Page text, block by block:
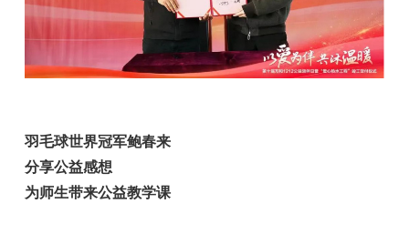
羽毛球世界冠军鲍春来
分享公益感想
为师生带来公益教学课